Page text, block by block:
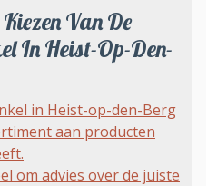
Van De
In Heist-Op-Den-
in Heist-op-den-Berg
aan producten
om advies over de juiste